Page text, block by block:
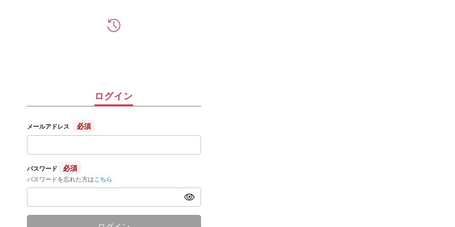
ログイン
メールアドレス 必須
パスワード 必須
パスワードを忘れた方は こちら